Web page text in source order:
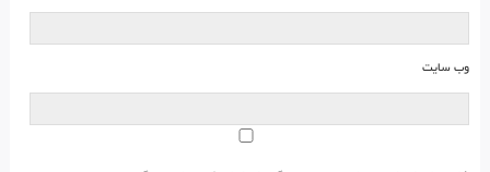
وب‌ سایت